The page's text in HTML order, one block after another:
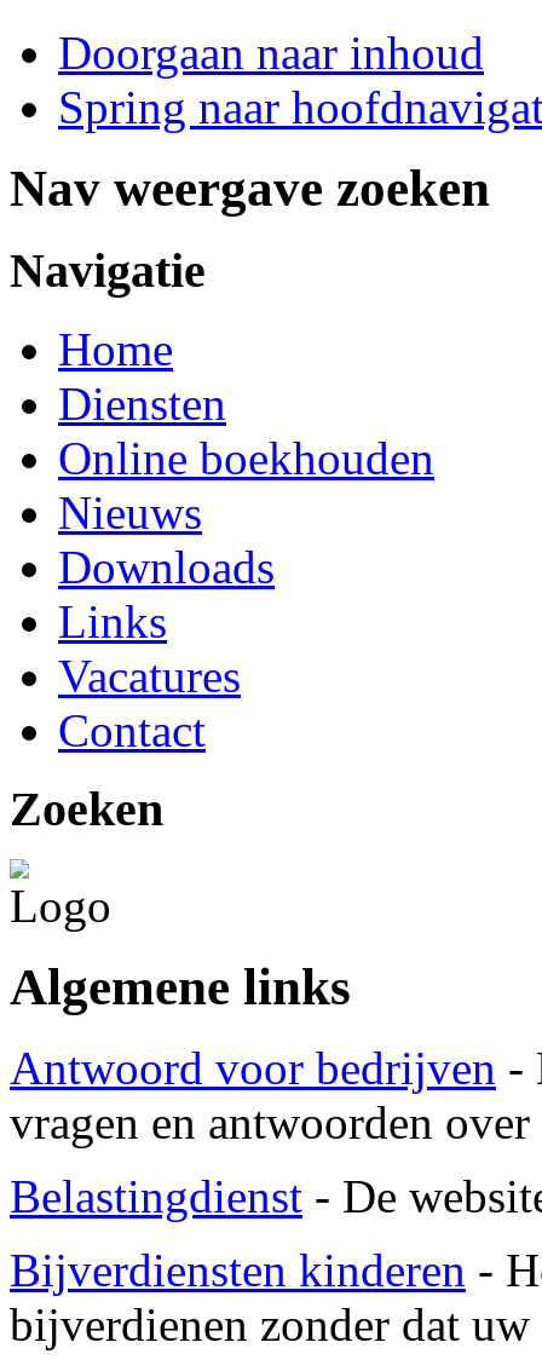
Doorgaan naar inhoud
Spring naar
Nav weergave zoeken
Navigatie
Home
Diensten
Online boekhouden
Nieuws
Downloads
Links
Vacatures
Contact
Zoeken
Algemene links
Antwoord voor bedrijven -
vragen en antwoorden
Belastingdienst - De
Bijverdiensten kinderen -
bijverdienen zonder dat